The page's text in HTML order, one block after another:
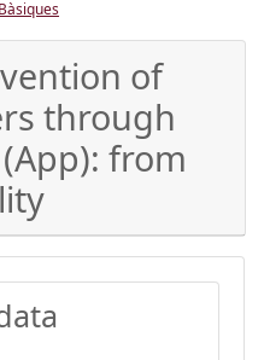
of
through
from